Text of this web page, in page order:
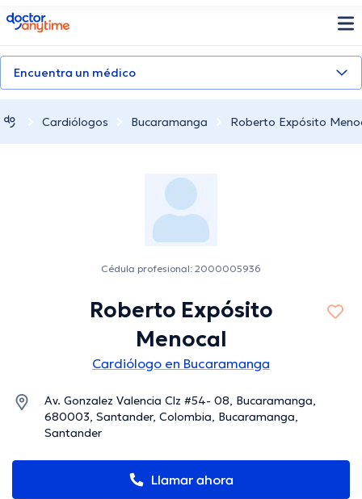
doctoranytime
Encuentra un médico
Cardiólogos Bucaramanga Roberto Expósito
Cédula profesional: 2000005936
Roberto Expósito
Menocal
Cardiólogo en Bucaramanga
Av. Gonzalez Valencia Clz #54- 08, Bucaramanga,
680003, Santander, Colombia, Bucaramanga,
Santander
Llamar ahora